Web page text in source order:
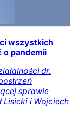
wszystkich
o pandemii
dr.
sprawie
Lisicki i Wojciech